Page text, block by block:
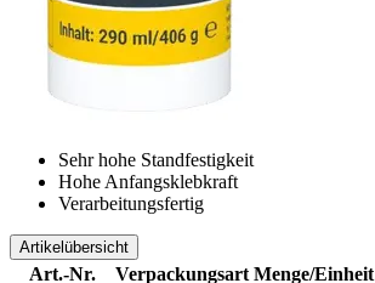
Sehr hohe Standfestigkeit
Hohe Anfangsklebkraft
Verarbeitungsfertig
Artikelübersicht
Art.-Nr. Verpackungsart Menge/Einheit